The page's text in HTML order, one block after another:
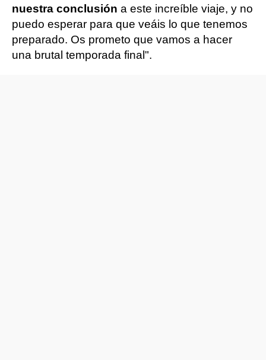
nuestra conclusión a este increíble viaje, y no
puedo esperar para que veáis lo que tenemos
preparado. Os prometo que vamos a hacer
una brutal temporada final".